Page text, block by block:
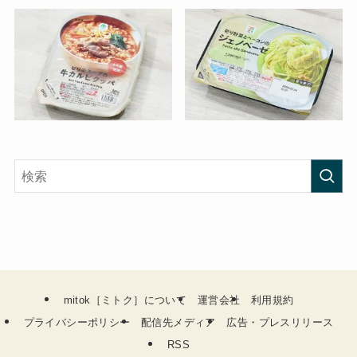
mitok［ミトク］について 運営会社
利用規約
プライバシーポリシー
配信先メディア
広告・プレスリリース
RSS